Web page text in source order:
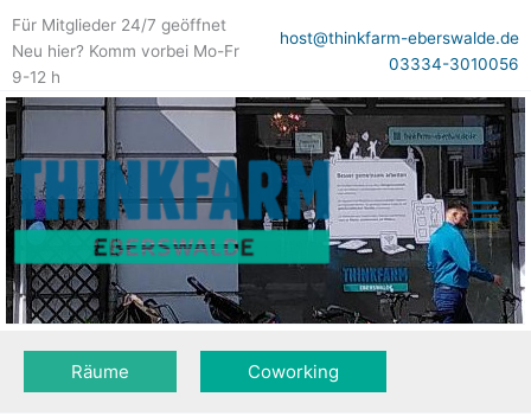
Für Mitglieder 24/7 geöffnet
Neu hier? Komm vorbei Mo-Fr
9-12 h
host@thinkfarm-eberswalde.de
03334-3010056
Räume Coworking